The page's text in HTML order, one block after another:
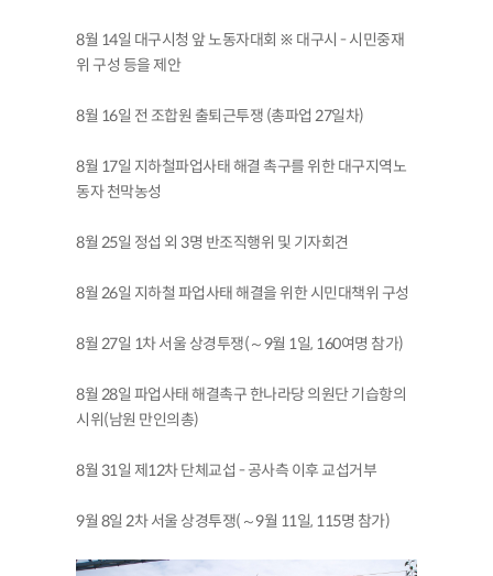
8월 14일 대구시청 앞 노동자대회 ※ 대구시 - 시민중재
위 구성 등을 제안
8월 16일 전 조합원 출퇴근투쟁 (총파업 27일차)
8월 17일 지하철파업사태 해결 촉구를 위한 대구지역노
동자 천막농성
8월 25일 정섭 외 3명 반조직행위 및 기자회견
8월 26일 지하철 파업사태 해결을 위한 시민대책위 구성
8월 27일 1차 서울 상경투쟁(～9월 1일, 160여명 참가)
8월 28일 파업사태 해결촉구 한나라당 의원단 기습항의
시위(남원 만인의총)
8월 31일 제12차 단체교섭 - 공사측 이후 교섭거부
9월 8일 2차 서울 상경투쟁(～9월 11일, 115명 참가)